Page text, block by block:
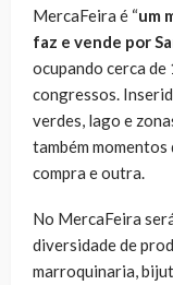
MercaFeira é “um
faz e vende por
ocupando cerca
congressos.
verdes, lago e
também momentos
compra e outra.
No MercaFeira
diversidade de
marroquinaria,